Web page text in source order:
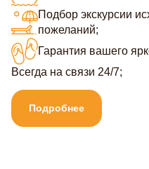
Подбор экскурсии
пожеланий;
Гарантия вашего
Всегда на связи 24/7;
Подробнее